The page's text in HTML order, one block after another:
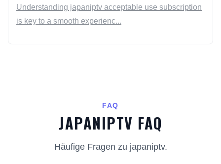
Understanding japaniptv acceptable use subscription
is key to a smooth experienc...
FAQ
JAPANIPTV FAQ
Häufige Fragen zu japaniptv.